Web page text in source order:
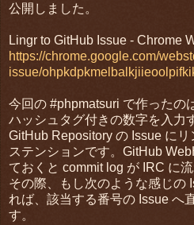
公開しました。
Lingr to GitHub Issue - Chrome
https://chrome.google.com/
issue/
今回の #phpmatsuri で作ったの
ハッシュタグ付きの数字を入力
GitHub Repository の Issue に
ステンションです。GitHub
ておくと commit log が IRC に
その際、もし次のような感じの
れば、該当する番号の Issue へ
す。